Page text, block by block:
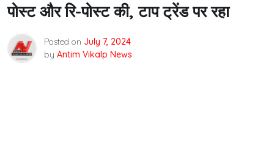
पोस्ट और रि-पोस्ट की, टाप ट्रेंड पर रहा
Posted on July 7, 2024
by Antim Vikalp News